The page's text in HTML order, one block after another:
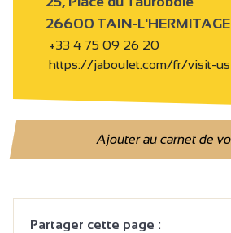
26600 TAIN-L'HERMITAGE
+33 4 75 09 26 20
https://jaboulet.com/fr/visit-
Ajouter au carnet de
Partager cette page :